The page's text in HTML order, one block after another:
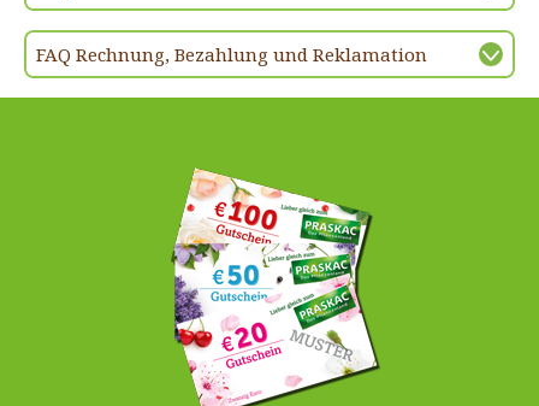
FAQ Rechnung, Bezahlung und Reklamation